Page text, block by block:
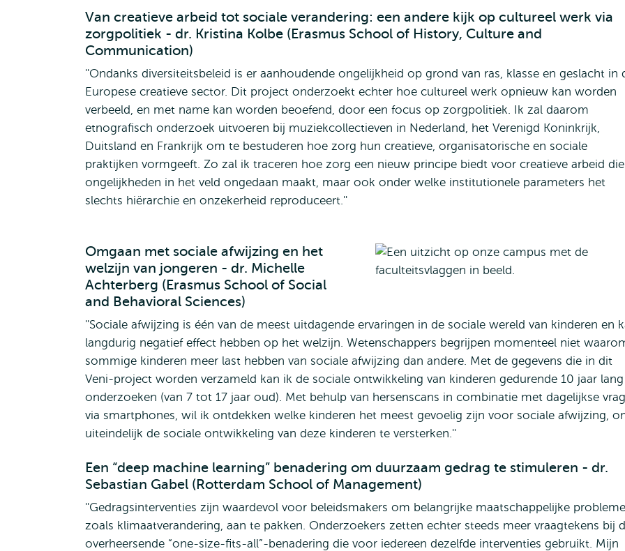
Van creatieve arbeid tot sociale verandering: een andere kijk op cultureel werk via
zorgpolitiek - dr. Kristina Kolbe (Erasmus School of History, Culture and
Communication)
''Ondanks diversiteitsbeleid is er aanhoudende ongelijkheid op grond van ras, klasse en geslacht in
Europese creatieve sector. Dit project onderzoekt echter hoe cultureel werk opnieuw kan worden
verbeeld, en met name kan worden beoefend, door een focus op zorgpolitiek. Ik zal daarom
etnografisch onderzoek uitvoeren bij muziekcollectieven in Nederland, het Verenigd Koninkrijk,
Duitsland en Frankrijk om te bestuderen hoe zorg hun creatieve, organisatorische en sociale
praktijken vormgeeft. Zo zal ik traceren hoe zorg een nieuw principe biedt voor creatieve arbeid die
ongelijkheden in het veld ongedaan maakt, maar ook onder welke institutionele parameters het
slechts hiërarchie en onzekerheid reproduceert.''
Omgaan met sociale afwijzing en het
welzijn van jongeren - dr. Michelle
Achterberg (Erasmus School of Social
and Behavioral Sciences)
''Sociale afwijzing is één van de meest uitdagende ervaringen in de sociale wereld van kinderen en
langdurig negatief effect hebben op het welzijn. Wetenschappers begrijpen momenteel niet
sommige kinderen meer last hebben van sociale afwijzing dan andere. Met de gegevens die in dit
Veni-project worden verzameld kan ik de sociale ontwikkeling van kinderen gedurende 10 jaar lang
onderzoeken (van 7 tot 17 jaar oud). Met behulp van hersenscans in combinatie met dagelijkse
via smartphones, wil ik ontdekken welke kinderen het meest gevoelig zijn voor sociale afwijzing,
uiteindelijk de sociale ontwikkeling van deze kinderen te versterken.''
Een “deep machine learning” benadering om duurzaam gedrag te stimuleren - dr.
Sebastian Gabel (Rotterdam School of Management)
''Gedragsinterventies zijn waardevol voor beleidsmakers om belangrijke maatschappelijke
zoals klimaatverandering, aan te pakken. Onderzoekers zetten echter steeds meer vraagtekens bij
overheersende “one-size-fits-all”-benadering die voor iedereen dezelfde interventies gebruikt. Mijn